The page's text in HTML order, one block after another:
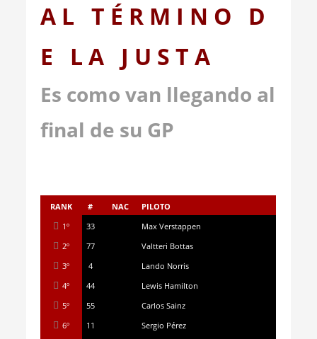
A L T É R M I N O D
E L A J U S T A
Es como van llegando al
final de su GP
RANK # NAC
PILOTO
1º
33
Max Verstappen
2º
77
Valtteri Bottas
3º
4
Lando Norris
4º
44
Lewis Hamilton
5º
55
Carlos Sainz
6º
11
Sergio Pérez